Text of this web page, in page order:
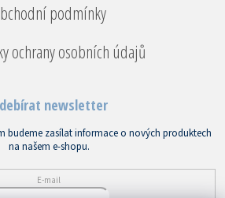
podmínky
ochrany osobních údajů
newsletter
budeme zasílat informace o nových produktech
na našem e-shopu.
E-mail